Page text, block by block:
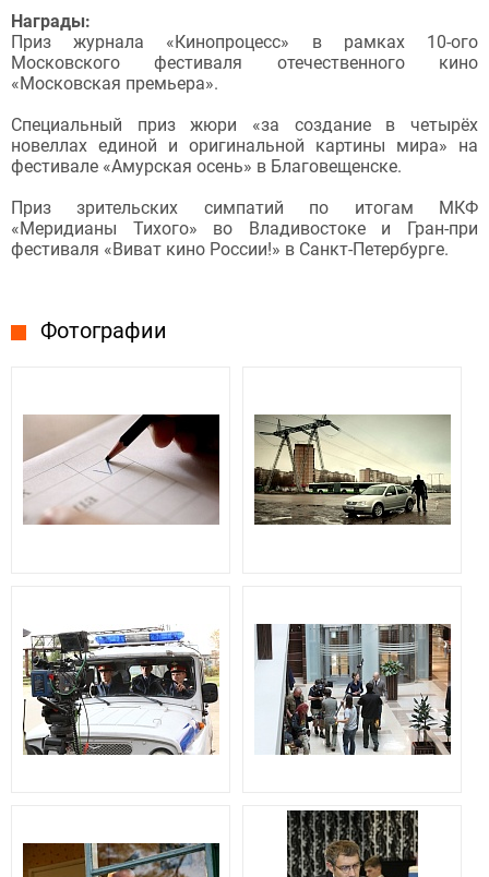
Награды:
Приз журнала «Кинопроцесс» в рамках 10-ого
Московского фестиваля отечественного кино
«Московская премьера».
Специальный приз жюри «за создание в четырёх
новеллах единой и оригинальной картины мира» на
фестивале «Амурская осень» в Благовещенске.
Приз зрительских симпатий по итогам МКФ
«Меридианы Тихого» во Владивостоке и Гран-при
фестиваля «Виват кино России!» в Санкт-Петербурге.
Фотографии